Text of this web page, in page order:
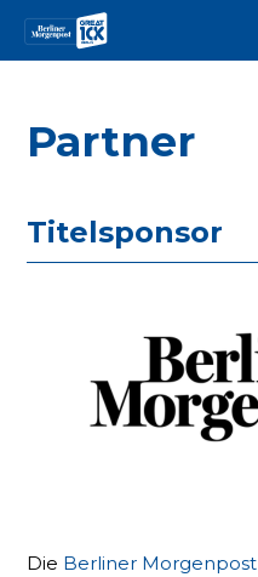
Partner
Titelsponsor
Die Berliner Morgenpost